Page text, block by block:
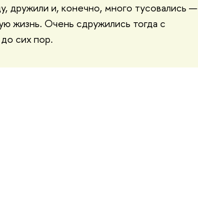
дружили и, конечно, много тусовались —
жизнь. Очень сдружились тогда с
сих пор.